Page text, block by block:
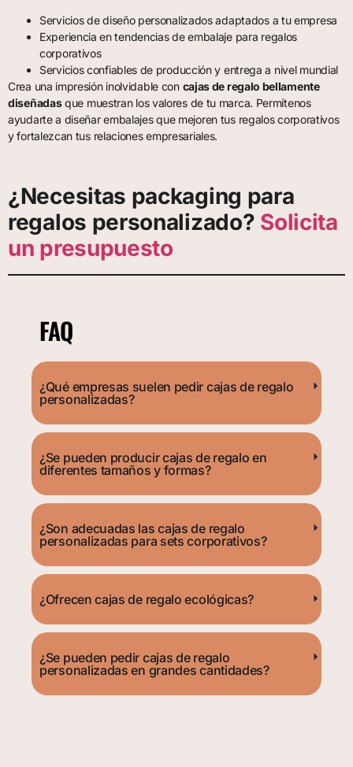
Servicios de diseño personalizados adaptados a tu empresa
Experiencia en tendencias de embalaje para regalos
corporativos
Servicios confiables de producción y entrega a nivel mundial
Crea una impresión inolvidable con cajas de regalo bellamente
diseñadasque muestran los valores de tu marca. Permítenos
ayudarte a diseñar embalajes que mejoren tus regalos corporativos
y fortalezcan tus relaciones empresariales.
¿Necesitas packaging para
regalos personalizado? Solicita
un presupuesto
FAQ
¿Qué empresas suelen pedir cajas de regalo
personalizadas?
¿Se pueden producir cajas de regalo en
diferentes tamaños y formas?
¿Son adecuadas las cajas de regalo
personalizadas para sets corporativos?
¿Ofrecen cajas de regalo ecológicas?
¿Se pueden pedir cajas de regalo
personalizadas en grandes cantidades?